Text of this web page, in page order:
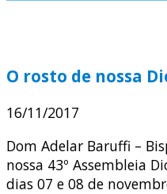
O rosto de nossa
16/11/2017
Dom Adelar Baruffi –
nossa 43º Assembleia
dias 07 e 08 de